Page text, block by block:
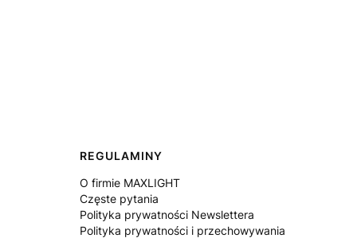
REGULAMINY
O firmie MAXLIGHT
Częste pytania
Polityka prywatności Newslettera
Polityka prywatności i przechowywania